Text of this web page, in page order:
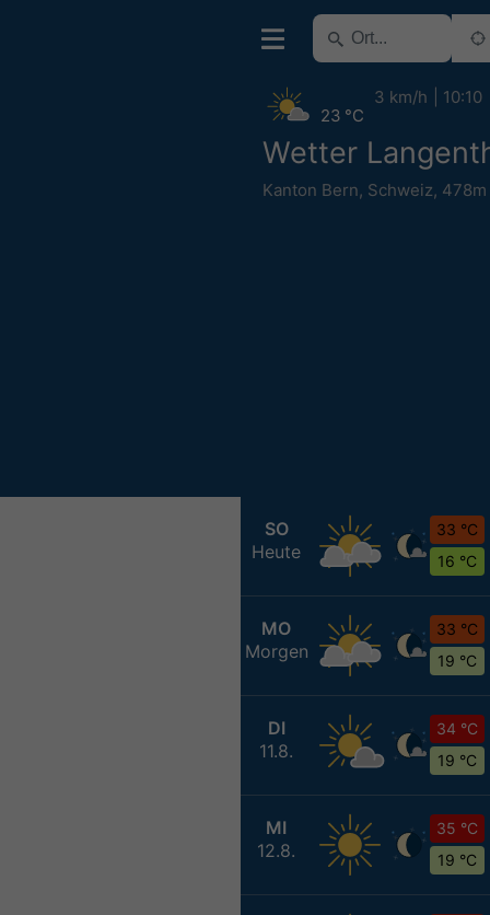
Wetter
Kanton Bern, Schweiz, 478m
23 °C
3 km/h 10:10
SO
Heute
33 °C
16 °C
MO
Morgen
33 °C
19 °C
DI
11.8.
34 °C
19 °C
MI
12.8.
35 °C
19 °C